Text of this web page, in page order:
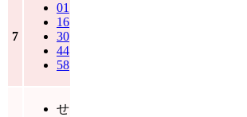
7
01
16
30
44
58
せ